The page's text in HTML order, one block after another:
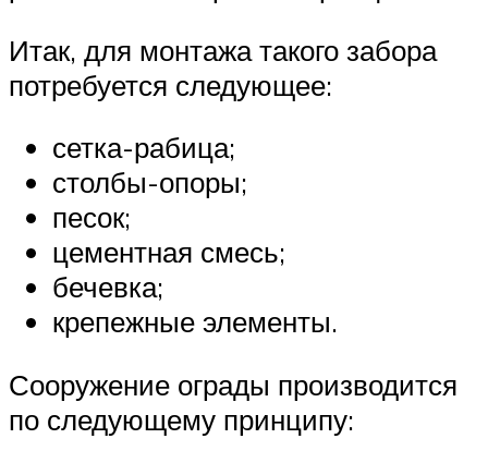
Итак, для монтажа такого забора
потребуется следующее:
сетка-рабица;
столбы-опоры;
песок;
цементная смесь;
бечевка;
крепежные элементы.
Сооружение ограды производится
по следующему принципу: